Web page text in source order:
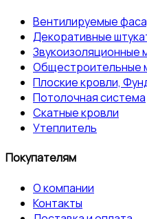
Вентилируемые
Декоративные
Звукоизоляционные
Общестроительные
Плоские кровли,
Потолочная система
Скатные кровли
Утеплитель
Покупателям
О компании
Контакты